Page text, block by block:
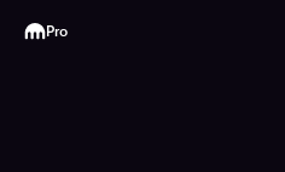
Kraken
Pro